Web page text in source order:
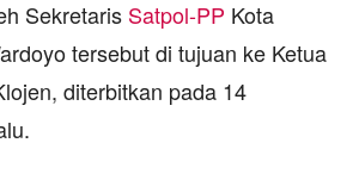
Sekretaris Satpol-PP Kota
tersebut di tujuan ke Ketua
diterbitkan pada 14